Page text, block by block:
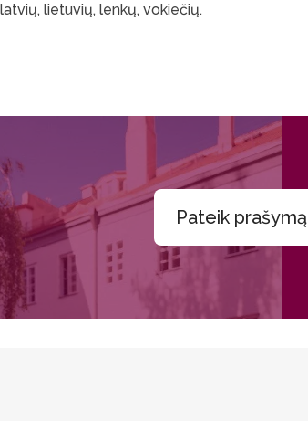
lietuvių, lenkų, vokiečių.
Pateik prašymą